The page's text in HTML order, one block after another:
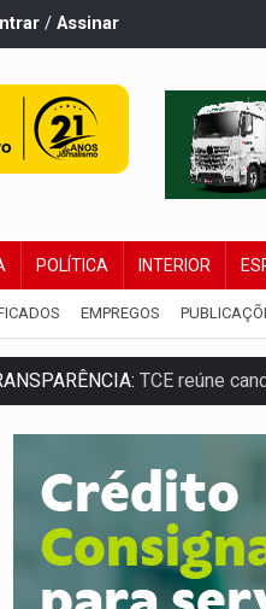
/ Assinar
POLÍTICA INTERIOR
EMPREGOS
TCE reúne
DECIDEM:Mulheres são
CARRO: Homem é preso com
Pai do 'Xandy
Motorista de